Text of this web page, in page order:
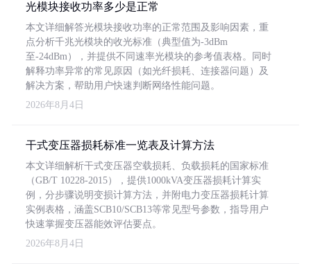
光模块接收功率多少是正常
本文详细解答光模块接收功率的正常范围及影响因素，重
点分析千兆光模块的收光标准（典型值为-3dBm
至-24dBm），并提供不同速率光模块的参考值表格。同时
解释功率异常的常见原因（如光纤损耗、连接器问题）及
解决方案，帮助用户快速判断网络性能问题。
2026年8月4日
干式变压器损耗标准一览表及计算方法
本文详细解析干式变压器空载损耗、负载损耗的国家标准
（GB/T 10228-2015），提供1000kVA变压器损耗计算实
例，分步骤说明变损计算方法，并附电力变压器损耗计算
实例表格，涵盖SCB10/SCB13等常见型号参数，指导用户
快速掌握变压器能效评估要点。
2026年8月4日